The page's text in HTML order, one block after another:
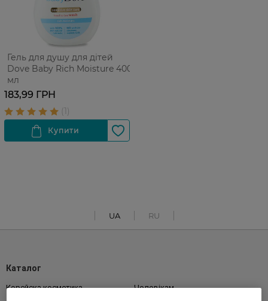
Гель для душу для дітей
Dove Baby Rich Moisture 400
мл
183,99 ГРН
UA RU
Каталог
Корейска косметика Чоловікам